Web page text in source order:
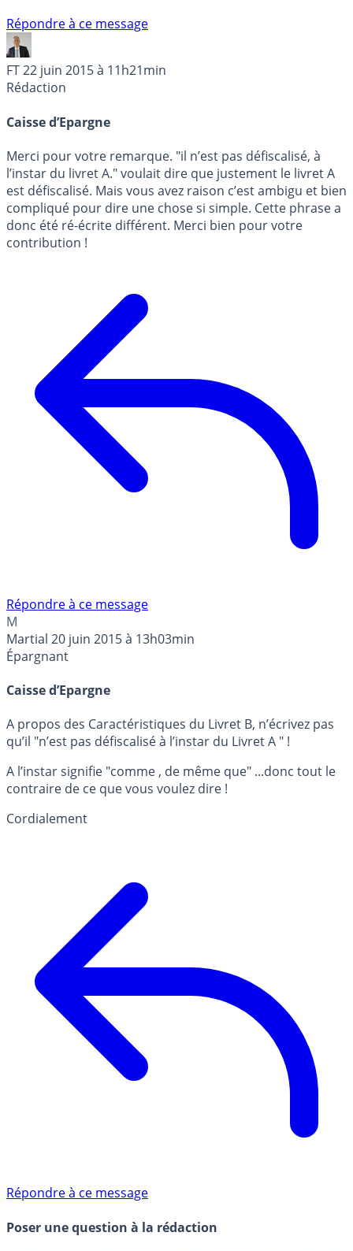
Répondre à ce message
FT22 juin 2015 à 11h21min
Rédaction
Caisse d’Epargne
Merci pour votre remarque. "il n’est pas défiscalisé, à
l’instar du livret A." voulait dire que justement le livret A
est défiscalisé. Mais vous avez raison c’est ambigu et bien
compliqué pour dire une chose si simple. Cette phrase a
donc été ré-écrite différent. Merci bien pour votre
contribution !
Répondre à ce message
M
Martial 20 juin 2015 à 13h03min
Épargnant
Caisse d’Epargne
A propos des Caractéristiques du Livret B, n’écrivez pas
qu’il "n’est pas défiscalisé à l’instar du Livret A " !
A l’instar signifie "comme , de même que" ...donc tout le
contraire de ce que vous voulez dire !
Cordialement
Répondre à ce message
Poser une question à la rédaction